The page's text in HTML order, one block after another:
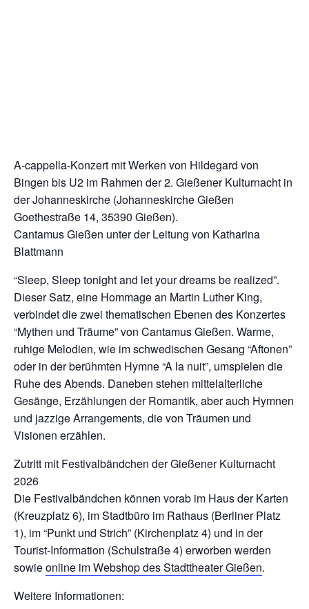
A-cappella-Konzert mit Werken von Hildegard von
Bingen bis U2 im Rahmen der 2. Gießener Kulturnacht in
der Johanneskirche (Johanneskirche Gießen
Goethestraße 14, 35390 Gießen).
Cantamus Gießen unter der Leitung von Katharina
Blattmann
“Sleep, Sleep tonight and let your dreams be realized”.
Dieser Satz, eine Hommage an Martin Luther King,
verbindet die zwei thematischen Ebenen des Konzertes
“Mythen und Träume” von Cantamus Gießen. Warme,
ruhige Melodien, wie im schwedischen Gesang “Aftonen”
oder in der berühmten Hymne “A la nuit”, umspielen die
Ruhe des Abends. Daneben stehen mittelalterliche
Gesänge, Erzählungen der Romantik, aber auch Hymnen
und jazzige Arrangements, die von Träumen und
Visionen erzählen.
Zutritt mit Festivalbändchen der Gießener Kulturnacht
2026
Die Festivalbändchen können vorab im Haus der Karten
(Kreuzplatz 6), im Stadtbüro im Rathaus (Berliner Platz
1), im “Punkt und Strich” (Kirchenplatz 4) und in der
Tourist-Information (Schulstraße 4) erworben werden
sowieonline im Webshop des Stadttheater Gießen.
Weitere Informationen: